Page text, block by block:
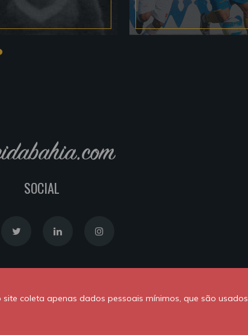
SOCIAL
Duarte
coleta apenas dados pessoais mínimos, que são usados